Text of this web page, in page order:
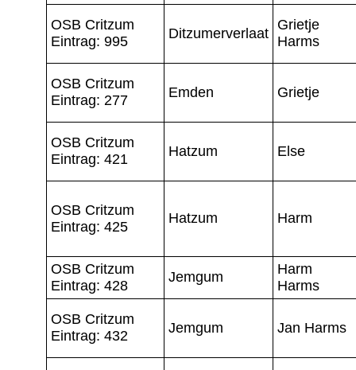
OSB Critzum
Eintrag: 995
Ditzumerverlaat
Grietje
Harms
OSB Critzum
Eintrag: 277
Emden Grietje
OSB Critzum
Eintrag: 421
Hatzum Else
OSB Critzum
Eintrag: 425
Hatzum Harm
OSB Critzum
Eintrag: 428
Jemgum
Harm
Harms
OSB Critzum
Eintrag: 432
Jemgum Jan Harms